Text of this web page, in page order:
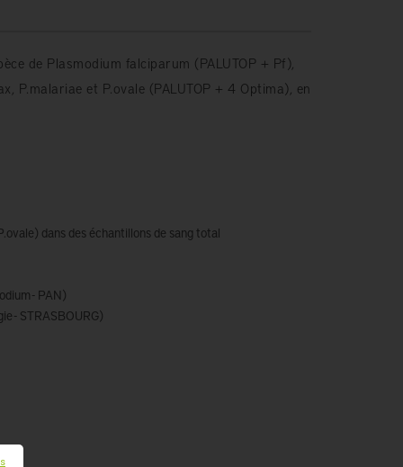
de Plasmodium falciparum (PALUTOP + Pf),
P.malariae et P.ovale (PALUTOP + 4 Optima), en
dans des échantillons de sang total
- PAN)
- STRASBOURG)